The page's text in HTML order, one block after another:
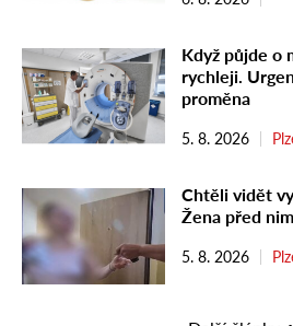
Když půjde o
rychleji.
proměna
5. 8. 2026
Chtěli vidět
Žena před
5. 8. 2026